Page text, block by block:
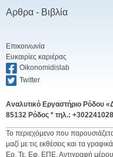
Αρθρα - Βιβλία
Επικοινωνία
Ευκαιρίες καριέρας
Oikonomidislab
Twitter
Αναλυτικό Εργαστήριο Ρόδου
85132 Ρόδος * τηλ.:
Το περιεχόμενο που
μαζί με τις εκθέσεις και τα
Ερ. Τε. Εφ. ΕΠΕ. Αντιγραφή